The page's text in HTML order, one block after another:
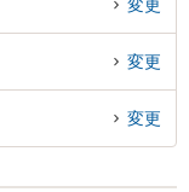
変更
変更
変更